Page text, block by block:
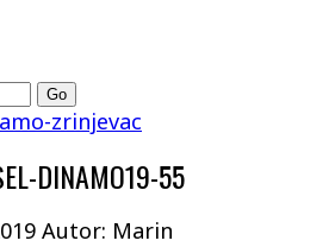
DINAMO19-55
Autor: Marin